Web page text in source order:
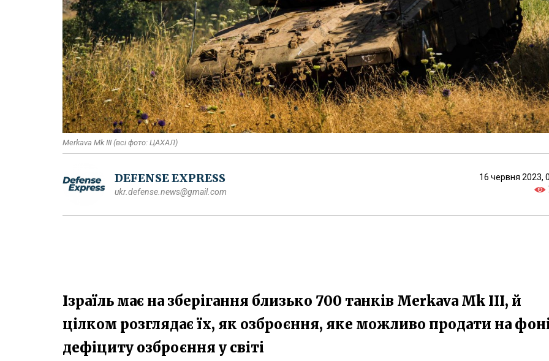
Merkava Mk III (всі фото: ЦАХАЛ)
DEFENSE EXPRESS
ukr.defense.news@gmail.com
16 червня 2023,
Ізраїль має на зберігання близько 700 танків Merkava Mk III, й
цілком розглядає їх, як озброєння, яке можливо продати на
дефіциту озброєння у світі